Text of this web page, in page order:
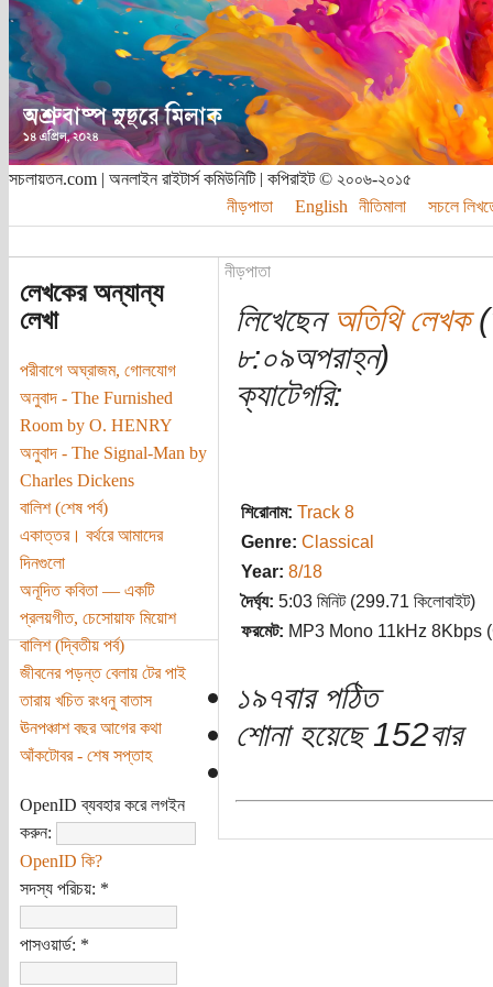
সচলায়তন.com | অনলাইন রাইটার্স কমিউনিটি | কপিরাইট © ২০০৬-২০১৫
নীড়পাতা
English নীতিমালা সচলে
লেখকের অন্যান্য
লেখা
পরীবাগে অঘ্রাজম, গোলযোগ
অনুবাদ - The Furnished
Room by O. HENRY
অনুবাদ - The Signal-Man by
Charles Dickens
বালিশ (শেষ পর্ব)
একাত্তর। বর্থরে আমাদের
দিনগুলো
অনূদিত কবিতা — একটি
প্রলয়গীত, চেসোয়াফ মিয়োশ
বালিশ (দ্বিতীয় পর্ব)
জীবনের পড়ন্ত বেলায় টের পাই
তারায় খচিত রংধনু বাতাস
ঊনপঞ্চাশ বছর আগের কথা
আঁকটোবর - শেষ সপ্তাহ
OpenID ব্যবহার করে লগইন
করুন:
OpenID কি?
সদস্য পরিচয়: *
পাসওয়ার্ড: *
নীড়পাতা
লিখেছেন অতিথি লেখক
৮:০৯অপরাহ্ন)
ক্যাটেগরি:
শিরোনাম: Track 8
Genre: Classical
Year: 8/18
দৈর্ঘ্য: 5:03 মিনিট (299.71 কিলোবাইট)
ফরমেট: MP3 Mono 11kHz 8Kbps
১৯৭বার পঠিত
শোনা হয়েছে 152বার